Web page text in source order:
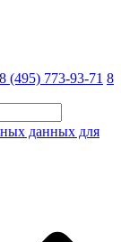
8 (495) 773-93-71 8
данных для